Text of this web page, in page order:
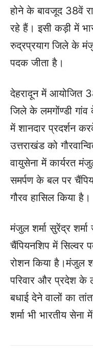
होने के बावजूद 38वें
रहे हैं। इसी कड़ी में
रुद्रप्रयाग जिले के
पदक जीता है।
देहरादून में आयोजित
जिले के लमगोंण्डी
में शानदार प्रदर्शन
उत्तराखंड को
वायुसेना में कार्यरत
समर्पण के बल पर
गौरव हासिल किया है।
मंजुल शर्मा सुरेंद्र
चैंपियनशिप में सिल्वर
रोशन किया है।मंजुल
परिवार और प्रदेश के
बधाई देने वालों का
शर्मा भी भारतीय सेना